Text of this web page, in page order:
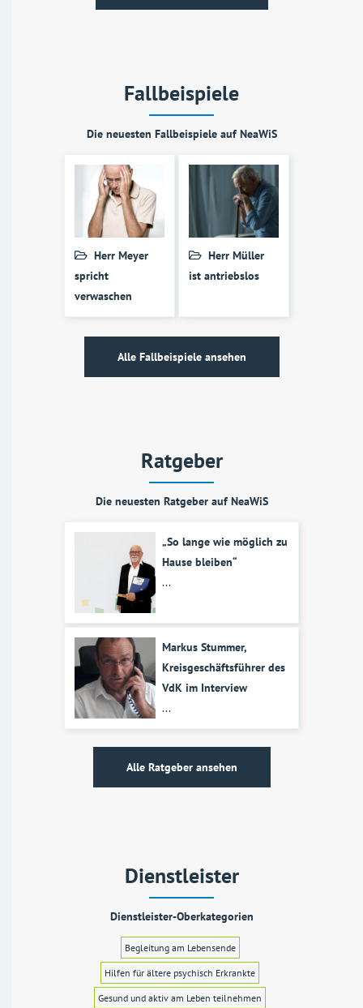
Fallbeispiele
Die neuesten Fallbeispiele auf NeaWiS
Herr Meyer
spricht
verwaschen
Herr Müller
ist antriebslos
Alle Fallbeispiele ansehen
Ratgeber
Die neuesten Ratgeber auf NeaWiS
„So lange wie möglich zu
Hause bleiben“
...
Markus Stummer,
Kreisgeschäftsführer des
VdK im Interview
...
Alle Ratgeber ansehen
Dienstleister
Dienstleister-Oberkategorien
Begleitung am Lebensende
Hilfen für ältere psychisch Erkrankte
Gesund und aktiv am Leben teilnehmen